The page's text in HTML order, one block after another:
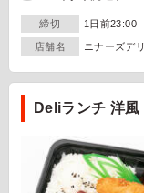
締切 1日前23:00
店舗名 ニナーズデリ
Deliランチ 洋風